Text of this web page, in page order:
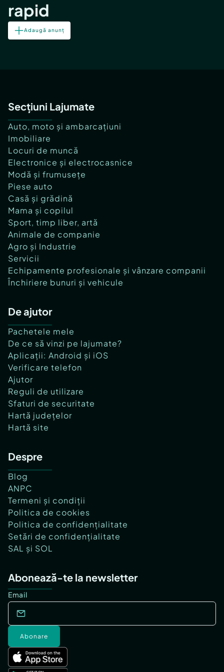
rapid
Adaugă anunț
Secțiuni Lajumate
Auto, moto și ambarcațiuni
Imobiliare
Locuri de muncă
Electronice și electrocasnice
Modă și frumusețe
Piese auto
Casă și grădină
Mama și copilul
Sport, timp liber, artă
Animale de companie
Agro și Industrie
Servicii
Echipamente profesionale și vânzare companii
Închiriere bunuri și vehicule
De ajutor
Pachetele mele
De ce să vinzi pe lajumate?
Aplicații: Android și iOS
Verificare telefon
Ajutor
Reguli de utilizare
Sfaturi de securitate
Hartă județelor
Hartă site
Despre
Blog
ANPC
Termeni și condiții
Politica de cookies
Politica de confidențialitate
Setări de confidențialitate
SAL și SOL
Abonează-te la newsletter
Email
Abonare